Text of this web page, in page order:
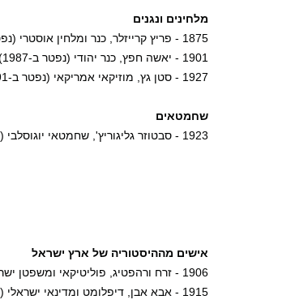
מלחינים ונגנים
1875 - פריץ קרייזלר, כנר ומלחין אוסטרי (נפטר ב-1962)
1901 - יאשה חפץ, כנר יהודי (נפטר ב-1987)
1927 - סטן גץ, מוזיקאי אמריקאי (נפטר ב-1991)
שחמטאים
1923 - סבטוזר גליגוריץ', שחמטאי יוגוסלבי (נפטר ב-2012)
אישים מההיסטוריה של ארץ ישראל
1906 - זרח ורהפטיג, פוליטיקאי ומשפטן ישראלי (נפטר ב-2002)
1915 - אבא אבן, דיפלומט ומדינאי ישראלי (נפטר ב-2002)